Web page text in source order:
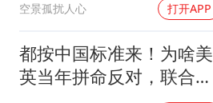
空景孤扰人心 打开APP
都按中国标准来！为啥美
英当年拼命反对，联合国